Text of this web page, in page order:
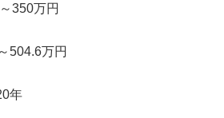
350万円
504.6万円
年